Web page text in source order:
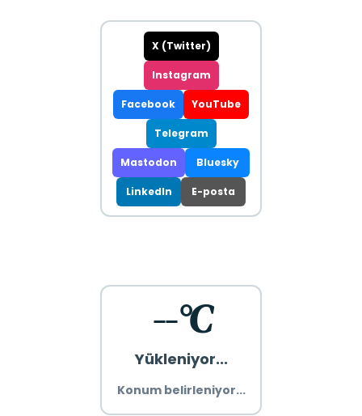
X (Twitter)
Instagram
Facebook YouTube
Telegram
Mastodon Bluesky
LinkedIn E-posta
--°C
Yükleniyor...
Konum belirleniyor...